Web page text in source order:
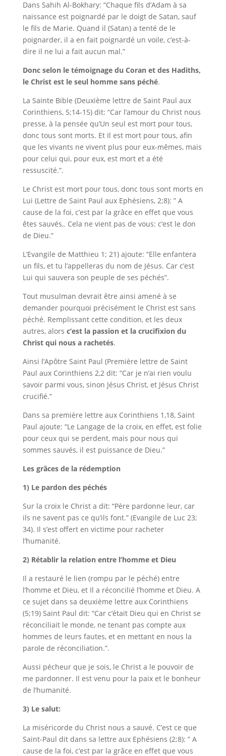
Dans Sahih Al-Bokhary: “Chaque fils d’Adam à sa
naissance est poignardé par le doigt de Satan, sauf
le fils de Marie. Quand il (Satan) a tenté de le
poignarder, il a en fait poignardé un voile, c’est-à-
dire il ne lui a fait aucun mal.”
Donc selon le témoignage du Coran et des Hadiths,
le Christ est le seul homme sans péché.
La Sainte Bible (Deuxième lettre de Saint Paul aux
Corinthiens, 5;14-15) dit: “Car l’amour du Christ nous
presse, à la pensée qu’Un seul est mort pour tous,
donc tous sont morts. Et Il est mort pour tous, afin
que les vivants ne vivent plus pour eux-mêmes, mais
pour celui qui, pour eux, est mort et a été
ressuscité.”.
Le Christ est mort pour tous, donc tous sont morts en
Lui (Lettre de Saint Paul aux Ephésiens, 2;8): ” A
cause de la foi, c’est par la grâce en effet que vous
êtes sauvés,. Cela ne vient pas de vous: c’est le don
de Dieu.”
L’Evangile de Matthieu 1; 21) ajoute: “Elle enfantera
un fils, et tu l’appelleras du nom de Jésus. Car c’est
Lui qui sauvera son peuple de ses péchés”.
Tout musulman devrait être ainsi amené à se
demander pourquoi précisément le Christ est sans
péché. Remplissant cette condition, et les deux
autres, alors c‘est la passion et la crucifixion du
Christ qui nous a rachetés.
Ainsi l’Apôtre Saint Paul (Première lettre de Saint
Paul aux Corinthiens 2,2 dit: “Car je n’ai rien voulu
savoir parmi vous, sinon Jésus Christ, et Jésus Christ
crucifié.”
Dans sa première lettre aux Corinthiens 1,18, Saint
Paul ajoute: “Le Langage de la croix, en effet, est folie
pour ceux qui se perdent, mais pour nous qui
sommes sauvés, il est puissance de Dieu.”
Les grâces de la rédemption
1) Le pardon des péchés
Sur la croix le Christ a dit: “Père pardonne leur, car
ils ne savent pas ce qu’ils font.” (Evangile de Luc 23;
34). Il s’est offert en victime pour racheter
l’humanité.
2) Rétablir la relation entre l’homme et Dieu
Il a restauré le lien (rompu par le péché) entre
l’homme et Dieu, et Il a réconcilié l’homme et Dieu. A
ce sujet dans sa deuxième lettre aux Corinthiens
(5;19) Saint Paul dit: “Car c’était Dieu qui en Christ se
réconciliait le monde, ne tenant pas compte aux
hommes de leurs fautes, et en mettant en nous la
parole de réconciliation.”.
Aussi pécheur que je sois, le Christ a le pouvoir de
me pardonner. Il est venu pour la paix et le bonheur
de l’humanité.
3) Le salut:
La miséricorde du Christ nous a sauvé. C’est ce que
Saint-Paul dit dans sa lettre aux Ephésiens (2;8): ” A
cause de la foi, c’est par la grâce en effet que vous